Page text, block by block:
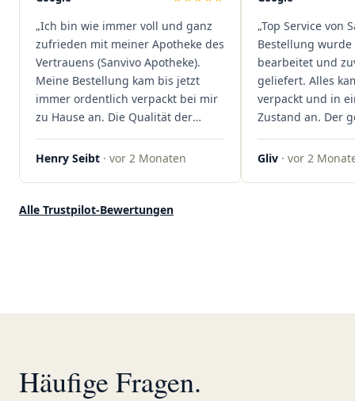
Kundenzufriedenheit an erster
Stelle stehen. Vielen Dank an das
Team von Sanvivo – ich bin
rundum begeistert!"
„Ich bin wie immer voll und ganz
zufrieden mit meiner Apotheke des
Vertrauens (Sanvivo Apotheke).
Meine Bestellung kam bis jetzt
immer ordentlich verpackt bei mir
zu Hause an. Die Qualität der
Blüten ist auch immer auf einem
hohen Niveau, die Auswahl ist
ordentlich gelagert, ich hatte nur
Henry Seibt · vor 2 Monaten
„Top Service von
Bestellung wurde
bearbeitet und
geliefert. Alles
verpackt und in
Zustand an. Der
war
professionell.
Gliv · vor 2
Alle Trustpilot-Bewertungen
Häufige Fragen.